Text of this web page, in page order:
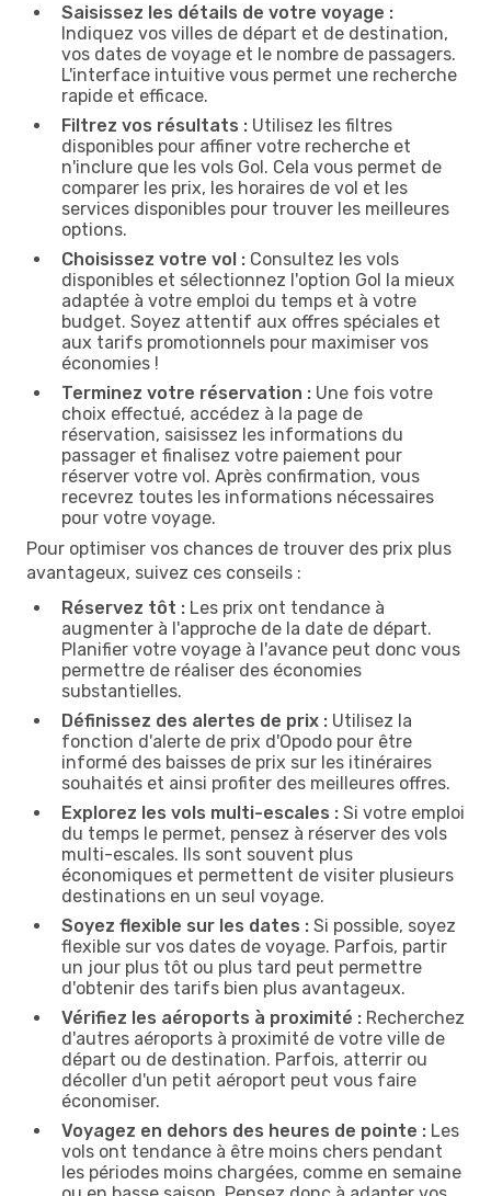
Saisissez les détails de votre voyage :
Indiquez vos villes de départ et de destination,
vos dates de voyage et le nombre de passagers.
L'interface intuitive vous permet une recherche
rapide et efficace.
Filtrez vos résultats : Utilisez les filtres
disponibles pour affiner votre recherche et
n'inclure que les vols Gol. Cela vous permet de
comparer les prix, les horaires de vol et les
services disponibles pour trouver les meilleures
options.
Choisissez votre vol : Consultez les vols
disponibles et sélectionnez l'option Gol la mieux
adaptée à votre emploi du temps et à votre
budget. Soyez attentif aux offres spéciales et
aux tarifs promotionnels pour maximiser vos
économies !
Terminez votre réservation : Une fois votre
choix effectué, accédez à la page de
réservation, saisissez les informations du
passager et finalisez votre paiement pour
réserver votre vol. Après confirmation, vous
recevrez toutes les informations nécessaires
pour votre voyage.
Pour optimiser vos chances de trouver des prix plus
avantageux, suivez ces conseils :
Réservez tôt : Les prix ont tendance à
augmenter à l'approche de la date de départ.
Planifier votre voyage à l'avance peut donc vous
permettre de réaliser des économies
substantielles.
Définissez des alertes de prix : Utilisez la
fonction d'alerte de prix d'Opodo pour être
informé des baisses de prix sur les itinéraires
souhaités et ainsi profiter des meilleures offres.
Explorez les vols multi-escales : Si votre emploi
du temps le permet, pensez à réserver des vols
multi-escales. Ils sont souvent plus
économiques et permettent de visiter plusieurs
destinations en un seul voyage.
Soyez flexible sur les dates : Si possible, soyez
flexible sur vos dates de voyage. Parfois, partir
un jour plus tôt ou plus tard peut permettre
d'obtenir des tarifs bien plus avantageux.
Vérifiez les aéroports à proximité : Recherchez
d'autres aéroports à proximité de votre ville de
départ ou de destination. Parfois, atterrir ou
décoller d'un petit aéroport peut vous faire
économiser.
Voyagez en dehors des heures de pointe : Les
vols ont tendance à être moins chers pendant
les périodes moins chargées, comme en semaine